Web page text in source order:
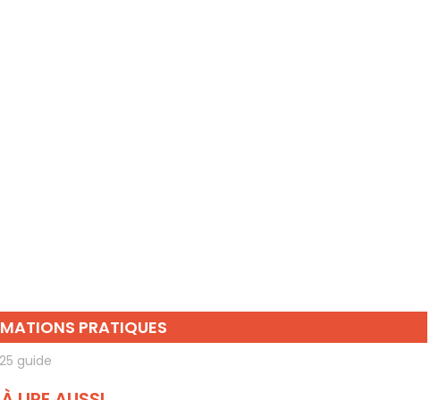
PRATIQUES
guide